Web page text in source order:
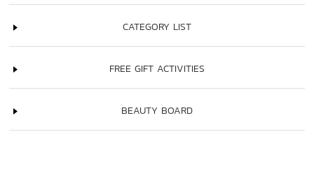
CATEGORY LIST
FREE GIFT ACTIVITIES
BEAUTY BOARD